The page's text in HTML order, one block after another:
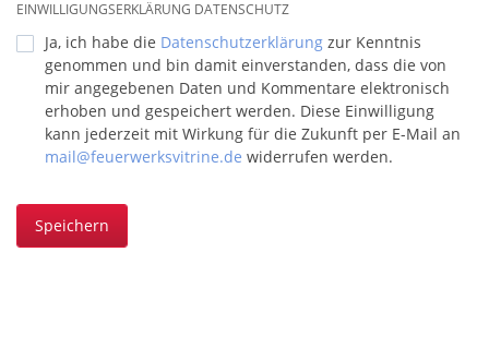
EINWILLIGUNGSERKLÄRUNG DATENSCHUTZ
Ja, ich habe die Datenschutzerklärung zur Kenntnis
genommen und bin damit einverstanden, dass die von
mir angegebenen Daten und Kommentare elektronisch
erhoben und gespeichert werden. Diese Einwilligung
kann jederzeit mit Wirkung für die Zukunft per E-Mail an
mail@feuerwerksvitrine.de widerrufen werden.
Speichern